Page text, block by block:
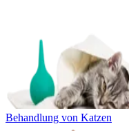
Behandlung von Katzen